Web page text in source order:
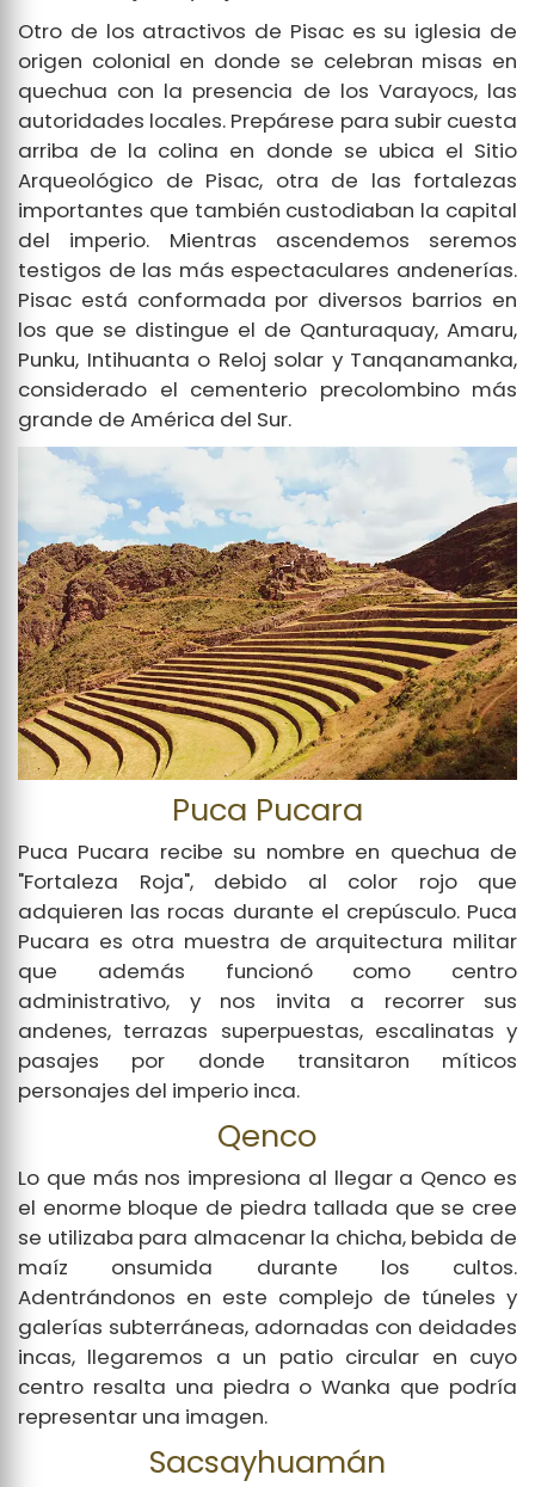
Otro de los atractivos de Pisac es su iglesia de
origen colonial en donde se celebran misas en
quechua con la presencia de los Varayocs, las
autoridades locales. Prepárese para subir cuesta
arriba de la colina en donde se ubica el Sitio
Arqueológico de Pisac, otra de las fortalezas
importantes que también custodiaban la capital
del imperio. Mientras ascendemos seremos
testigos de las más espectaculares andenerías.
Pisac está conformada por diversos barrios en
los que se distingue el de Qanturaquay, Amaru,
Punku, Intihuanta o Reloj solar y Tanqanamanka,
considerado el cementerio precolombino más
grande de América del Sur.
Puca Pucara
Puca Pucara recibe su nombre en quechua de
"Fortaleza Roja", debido al color rojo que
adquieren las rocas durante el crepúsculo. Puca
Pucara es otra muestra de arquitectura militar
que además funcionó como centro
administrativo, y nos invita a recorrer sus
andenes, terrazas superpuestas, escalinatas y
pasajes por donde transitaron míticos
personajes del imperio inca.
Qenco
Lo que más nos impresiona al llegar a Qenco es
el enorme bloque de piedra tallada que se cree
se utilizaba para almacenar la chicha, bebida de
maíz onsumida durante los cultos.
Adentrándonos en este complejo de túneles y
galerías subterráneas, adornadas con deidades
incas, llegaremos a un patio circular en cuyo
centro resalta una piedra o Wanka que podría
representar una imagen.
Sacsayhuamán